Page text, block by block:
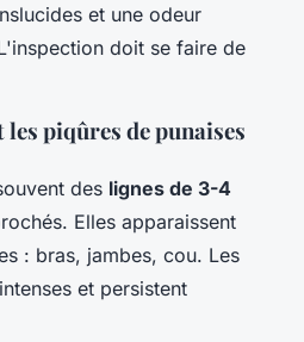
et une odeur
doit se faire de
piqûres de punaises
des lignes de 3-4
Elles apparaissent
: bras, jambes, cou. Les
et persistent